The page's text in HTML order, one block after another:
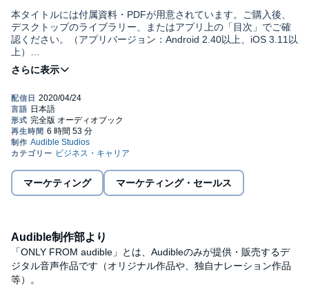
本タイトルには付属資料・PDFが用意されています。ご購入後、
デスクトップのライブラリー、またはアプリ上の「目次」でご確
認ください。（アプリバージョン：Android 2.40以上、iOS 3.11以
上）
元Google米国本社 副社長 兼 日本法人 代表取締役社長 村上憲郎
推薦!
「実際に空を飛ぶ機械が、数学者と機械工の協力と不断の努力に
よって発明されるまでには、百万年から一万年かかるだろう」
ニューヨークタイムズにこのような社説が載ったのは、ライト兄
今に生きる私たちも、この話を笑うことはできないでしょう。
iPhoneが発売されたとき
Facebookが日本に進出したとき、
「実名性のSNSは日本人の気質には合わないので普及しない」
と多くの「知識人」が言っていたことを、私たちは都合よく忘れ
ています。
人間は本来、未来を見誤るものなのです。
マーケティング マーケティング・セールス
Audible制作部より
「ONLY FROM audible」とは、Audibleのみが提供・販売するデ
ジタル音声作品です（オリジナル作品や、独自ナレーション作品
等）。